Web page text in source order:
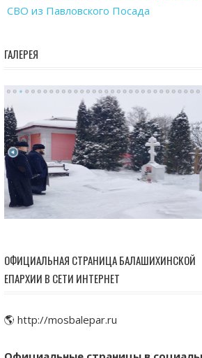
СВО из Павловского Посада
ГАЛЕРЕЯ
ОФИЦИАЛЬНАЯ СТРАНИЦА БАЛАШИХИНСКОЙ
ЕПАРХИИ В СЕТИ ИНТЕРНЕТ
🌎 http://mosbalepar.ru